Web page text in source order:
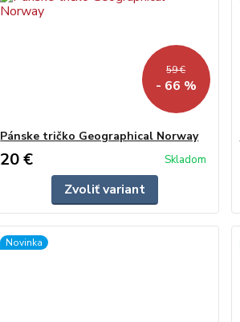
59 €
- 66 %
Pánske tričko Geographical Norway
20 € Skladom
Zvoliť variant
Novinka